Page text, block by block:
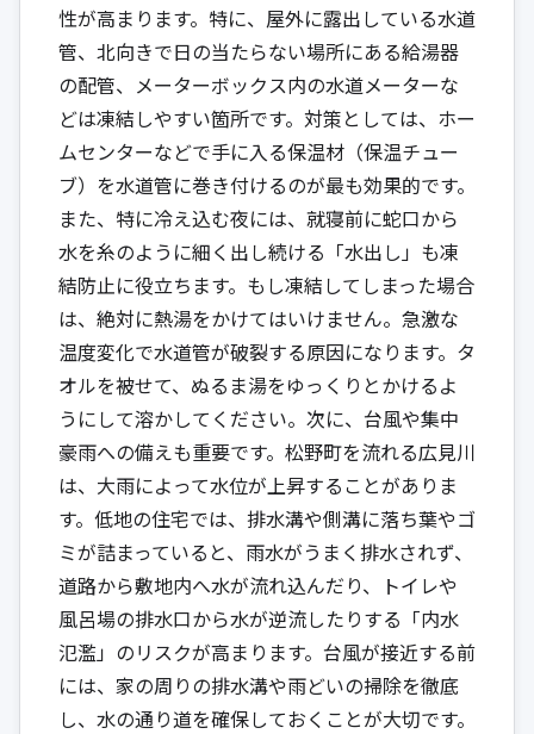
性が高まります。特に、屋外に露出している水道
管、北向きで日の当たらない場所にある給湯器
の配管、メーターボックス内の水道メーターな
どは凍結しやすい箇所です。対策としては、ホー
ムセンターなどで手に入る保温材（保温チュー
ブ）を水道管に巻き付けるのが最も効果的です。
また、特に冷え込む夜には、就寝前に蛇口から
水を糸のように細く出し続ける「水出し」も凍
結防止に役立ちます。もし凍結してしまった場合
は、絶対に熱湯をかけてはいけません。急激な
温度変化で水道管が破裂する原因になります。タ
オルを被せて、ぬるま湯をゆっくりとかけるよ
うにして溶かしてください。次に、台風や集中
豪雨への備えも重要です。松野町を流れる広見川
は、大雨によって水位が上昇することがありま
す。低地の住宅では、排水溝や側溝に落ち葉やゴ
ミが詰まっていると、雨水がうまく排水されず、
道路から敷地内へ水が流れ込んだり、トイレや
風呂場の排水口から水が逆流したりする「内水
氾濫」のリスクが高まります。台風が接近する前
には、家の周りの排水溝や雨どいの掃除を徹底
し、水の通り道を確保しておくことが大切です。